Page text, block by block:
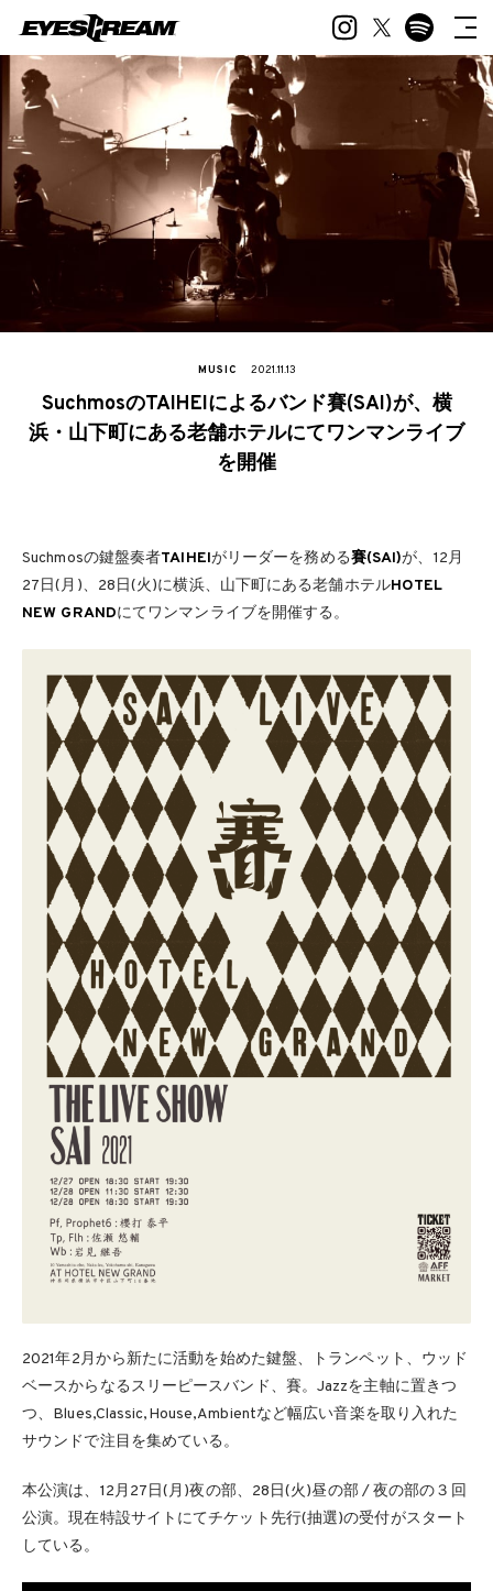
MUSIC 2021.11.13
SuchmosのTAIHEIによるバンド賽(SAI)が、横
浜・山下町にある老舗ホテルにてワンマンライブ
を開催
Suchmosの鍵盤奏者TAIHEIがリーダーを務める賽(SAI)が、12月
27日(月)、28日(火)に横浜、山下町にある老舗ホテルHOTEL
NEW GRANDにてワンマンライブを開催する。
2021年2月から新たに活動を始めた鍵盤、トランペット、ウッド
ベースからなるスリーピースバンド、賽。Jazzを主軸に置きつ
つ、Blues,Classic,House,Ambientなど幅広い音楽を取り入れた
サウンドで注目を集めている。
本公演は、12月27日(月)夜の部、28日(火)昼の部 / 夜の部の３回
公演。現在特設サイトにてチケット先行(抽選)の受付がスタート
している。